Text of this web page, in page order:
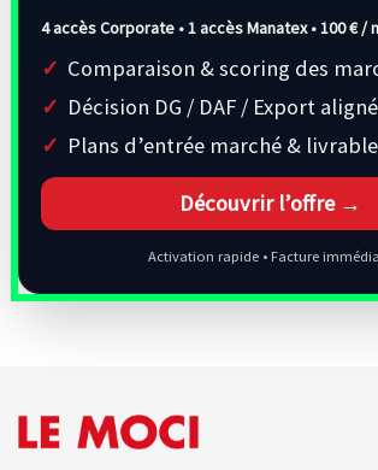
4 accès Corporate • 1 accès Manatex •100 € /
Comparaison & scoring des
Décision DG / DAF / Export
Plans d’entrée marché &
Découvrir l’offre →
Activation rapide • Facture